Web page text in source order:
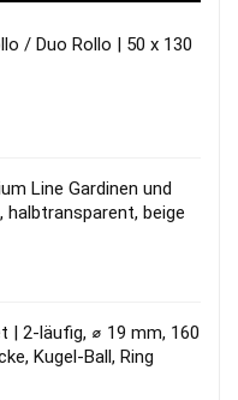
/ Duo Rollo | 50 x 130
Line Gardinen und
halbtransparent, beige
| 2-läufig, ⌀ 19 mm, 160
Kugel-Ball, Ring